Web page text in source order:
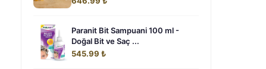
Paranit Bit Sampuani 100 ml -
Doğal Bit ve Saç ...
545.99 ₺